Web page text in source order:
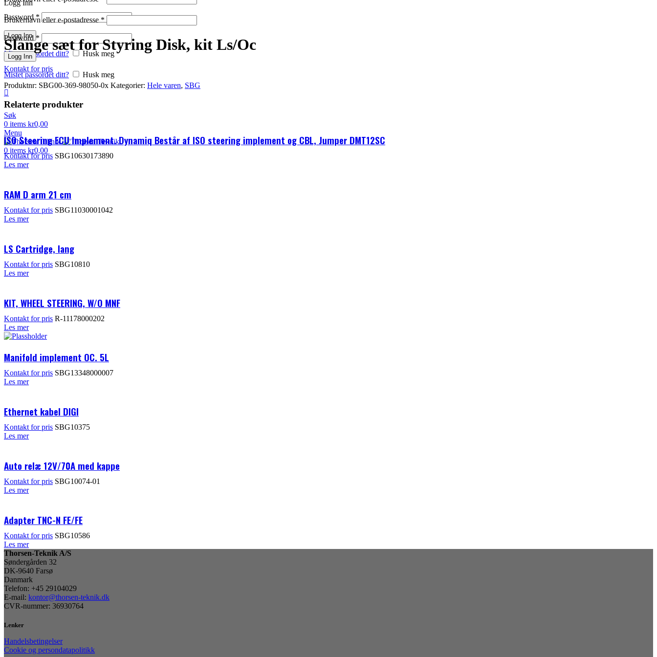
Password*
Logg Inn
Mistet passordet ditt? Husk meg
Logg Inn
Brukernavn eller e-postadresse *
Password*
Logg Inn
Mistet passordet ditt? Husk meg
Søk
0 items kr0,00
Menu
0 items kr0,00
Klikk for å forstørre
Slange sæt for Styring Disk, kit Ls/Oc
Kontakt for pris
Produktnr: SBG00-369-98050-0x Kategorier: Hele varen, SBG
Relaterte produkter
ISO Steering ECU Implement. Dynamiq Består af ISO steering implement og CBL, Jumper DMT12SC
Kontakt for pris SBG10630173890
Les mer
RAM D arm 21 cm
Kontakt for pris SBG11030001042
Les mer
LS Cartridge, lang
Kontakt for pris SBG10810
Les mer
KIT, WHEEL STEERING, W/O MNF
Kontakt for pris R-11178000202
Les mer
Manifold implement OC. 5L
Kontakt for pris SBG13348000007
Les mer
Ethernet kabel DIGI
Kontakt for pris SBG10375
Les mer
Auto relæ 12V/70A med kappe
Kontakt for pris SBG10074-01
Les mer
Adapter TNC-N FE/FE
Kontakt for pris SBG10586
Les mer
Thorsen-Teknik A/S
Søndergården 32
DK-9640 Farsø
Danmark
Telefon: +45 29104029
E-mail: kontor@thorsen-teknik.dk
CVR-nummer: 36930764
Lenker
Handelsbetingelser
Cookie og persondatapolitikk